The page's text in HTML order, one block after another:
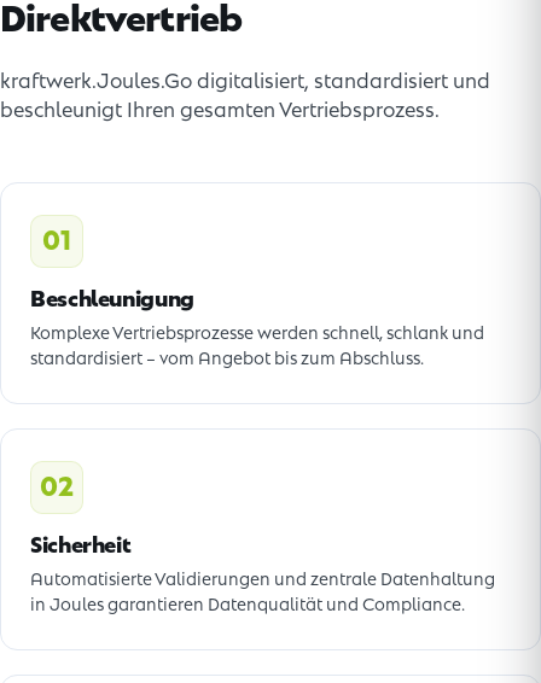
Direktvertrieb
kraftwerk.Joules.Go digitalisiert, standardisiert und
beschleunigt Ihren gesamten Vertriebsprozess.
01
Beschleunigung
Komplexe Vertriebsprozesse werden schnell, schlank und
standardisiert – vom Angebot bis zum Abschluss.
02
Sicherheit
Automatisierte Validierungen und zentrale Datenhaltung
in Joules garantieren Datenqualität und Compliance.